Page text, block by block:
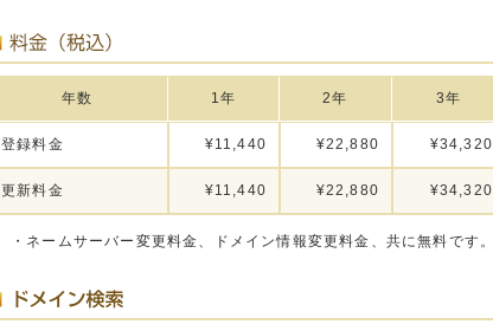
年数 1年 2年 3年
登録料金 ¥11,440 ¥22,880 ¥34,320
更新料金 ¥11,440 ¥22,880 ¥34,320
・ネームサーバー変更料金、ドメイン情報変更料金、共に無料です。